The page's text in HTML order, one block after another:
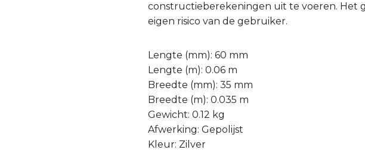
constructieberekeningen uit te voeren. Het
eigen risico van de gebruiker.
Lengte (mm): 60 mm
Lengte (m): 0.06 m
Breedte (mm): 35 mm
Breedte (m): 0.035 m
Gewicht: 0.12 kg
Afwerking: Gepolijst
Kleur: Zilver